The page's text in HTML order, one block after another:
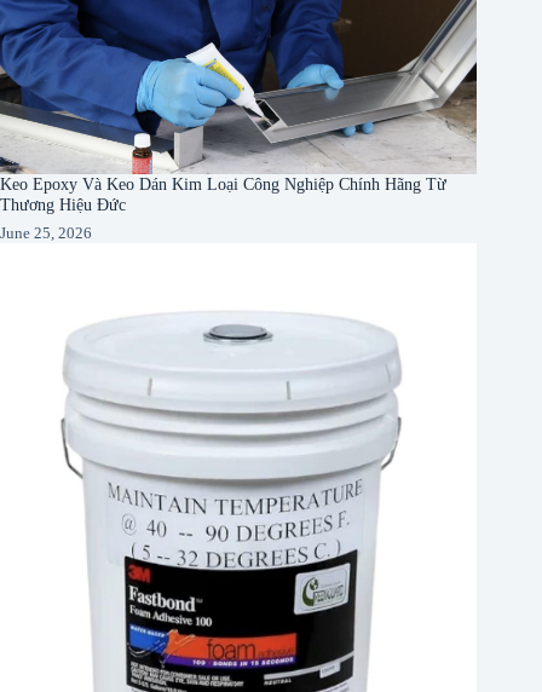
Keo Epoxy Và Keo Dán Kim Loại Công Nghiệp Chính Hãng Từ
Thương Hiệu Đức
June 25, 2026